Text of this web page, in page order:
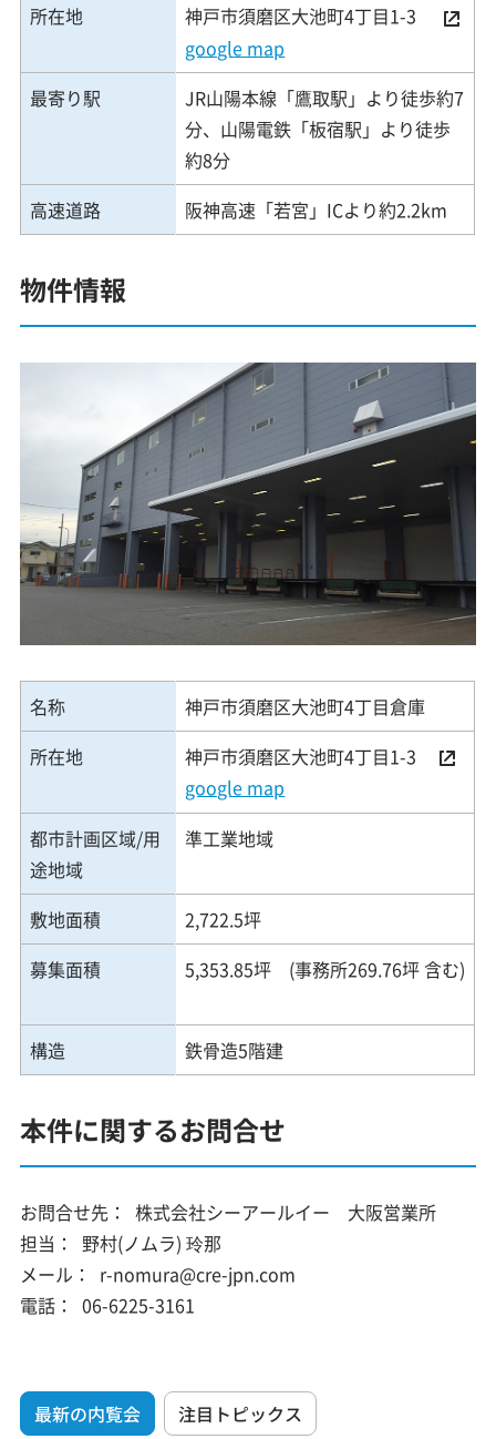
所在地
神戸市須磨区大池町4丁目1-3
google map
最寄り駅
JR山陽本線「鷹取駅」より徒歩約7
分、山陽電鉄「板宿駅」より徒歩
約8分
高速道路
阪神高速「若宮」ICより約2.2km
物件情報
名称
神戸市須磨区大池町4丁目倉庫
所在地
神戸市須磨区大池町4丁目1-3
google map
都市計画区域/用
途地域
準工業地域
敷地面積
2,722.5坪
募集面積
5,353.85坪 (事務所269.76坪 含む)
構造 鉄骨造5階建
本件に関するお問合せ
お問合せ先：
株式会社シーアールイー 大阪営業所
担当：
野村(ノムラ) 玲那
メール：
r-nomura@cre-jpn.com
電話：
06-6225-3161
最新の内覧会 注目トピックス